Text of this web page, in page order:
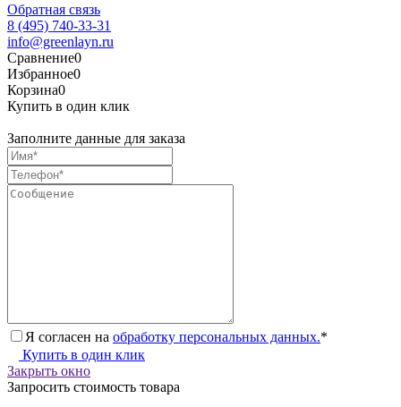
Обратная связь
8 (495) 740-33-31
info@greenlayn.ru
Сравнение0
Избранное0
Корзина0
Купить в один клик
Заполните данные для заказа
Я согласен на обработку персональных данных.*
Купить в один клик
Закрыть окно
Запросить стоимость товара